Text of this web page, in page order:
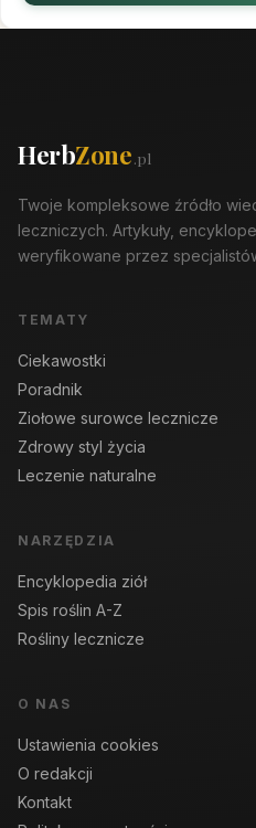
HerbZone.pl
Twoje kompleksowe źródło
leczniczych. Artykuły,
weryfikowane przez
TEMATY
Ciekawostki
Poradnik
Ziołowe surowce lecznicze
Zdrowy styl życia
Leczenie naturalne
NARZĘDZIA
Encyklopedia ziół
Spis roślin A-Z
Rośliny lecznicze
O NAS
Ustawienia cookies
O redakcji
Kontakt